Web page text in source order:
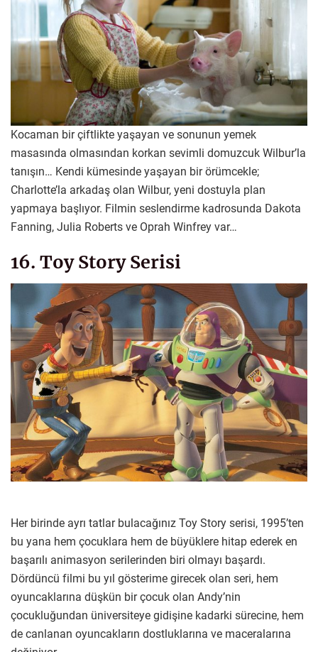
Kocaman bir çiftlikte yaşayan ve sonunun yemek
masasında olmasından korkan sevimli domuzcuk Wilbur’la
tanışın… Kendi kümesinde yaşayan bir örümcekle;
Charlotte’la arkadaş olan Wilbur, yeni dostuyla plan
yapmaya başlıyor. Filmin seslendirme kadrosunda Dakota
Fanning, Julia Roberts ve Oprah Winfrey var…
16. Toy Story Serisi
Her birinde ayrı tatlar bulacağınız Toy Story serisi, 1995’ten
bu yana hem çocuklara hem de büyüklere hitap ederek en
başarılı animasyon serilerinden biri olmayı başardı.
Dördüncü filmi bu yıl gösterime girecek olan seri, hem
oyuncaklarına düşkün bir çocuk olan Andy’nin
çocukluğundan üniversiteye gidişine kadarki sürecine, hem
de canlanan oyuncakların dostluklarına ve maceralarına